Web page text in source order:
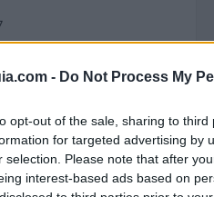
- Do Not Process My
opt-out of the sale, sharing to
for targeted advertising by
selection. Please note that after
interest-based ads based on
Barcelona